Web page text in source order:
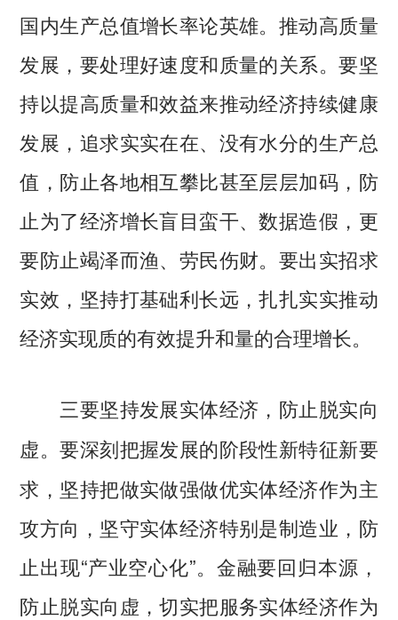
国内生产总值增长率论英雄。推动高质量
发展，要处理好速度和质量的关系。要坚
持以提高质量和效益来推动经济持续健康
发展，追求实实在在、没有水分的生产总
值，防止各地相互攀比甚至层层加码，防
止为了经济增长盲目蛮干、数据造假，更
要防止竭泽而渔、劳民伤财。要出实招求
实效，坚持打基础利长远，扎扎实实推动
经济实现质的有效提升和量的合理增长。
三要坚持发展实体经济，防止脱实向
虚。要深刻把握发展的阶段性新特征新要
求，坚持把做实做强做优实体经济作为主
攻方向，坚守实体经济特别是制造业，防
止出现“产业空心化”。金融要回归本源，
防止脱实向虚，切实把服务实体经济作为